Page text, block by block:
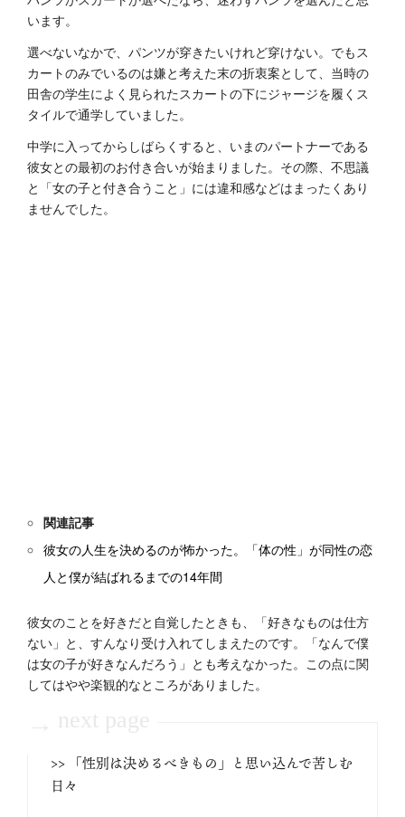
います。
選べないなかで、パンツが穿きたいけれど穿けない。でもス
カートのみでいるのは嫌と考えた末の折衷案として、当時の
田舎の学生によく見られたスカートの下にジャージを履くス
タイルで通学していました。
中学に入ってからしばらくすると、いまのパートナーである
彼女との最初のお付き合いが始まりました。その際、不思議
と「女の子と付き合うこと」には違和感などはまったくあり
ませんでした。
関連記事
彼女の人生を決めるのが怖かった。「体の性」が同性の恋
人と僕が結ばれるまでの14年間
彼女のことを好きだと自覚したときも、「好きなものは仕方
ない」と、すんなり受け入れてしまえたのです。「なんで僕
は女の子が好きなんだろう」とも考えなかった。この点に関
してはやや楽観的なところがありました。
>> 「性別は決めるべきもの」と思い込んで苦しむ
日々